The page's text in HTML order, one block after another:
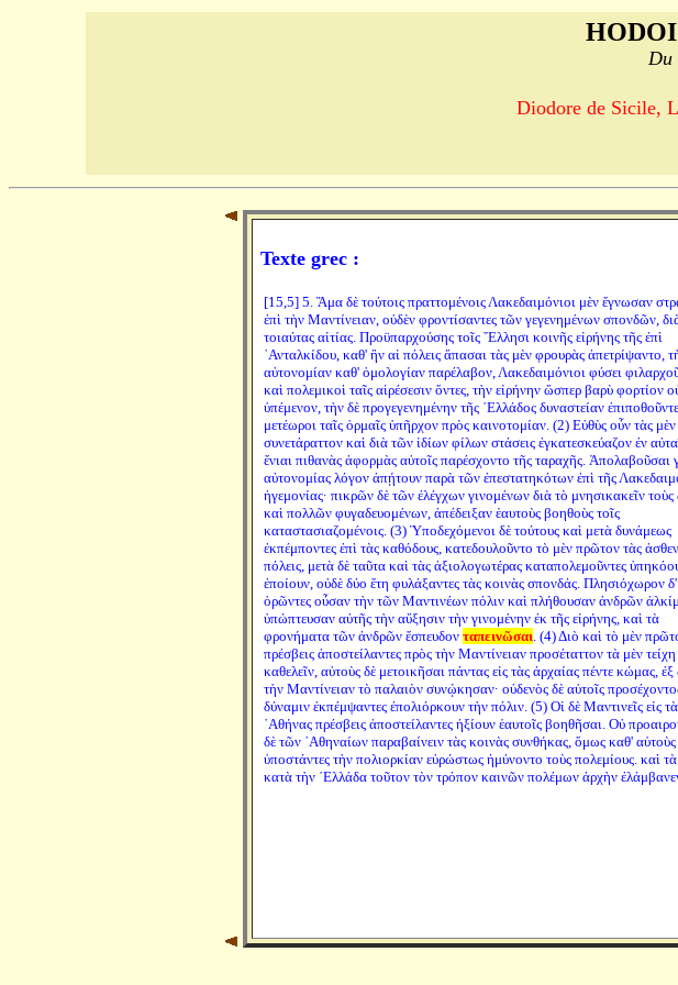
Du
Diodore de Sicile,
Texte grec :
[15,5] 5. Ἅμα δὲ τούτοις πραττομένοις Λακεδαιμόνιοι μὲν ἔγνωσαν
ἐπὶ τὴν Μαντίνειαν, οὐδὲν φροντίσαντες τῶν γεγενημένων σπονδῶν,
τοιαύτας αἰτίας. Προϋπαρχούσης τοῖς ῞Ελλησι κοινῆς εἰρήνης τῆς ἐπὶ
᾿Ανταλκίδου, καθ' ἣν αἱ πόλεις ἅπασαι τὰς μὲν φρουρὰς ἀπετρίψαντο,
αὐτονομίαν καθ' ὁμολογίαν παρέλαβον, Λακεδαιμόνιοι φύσει
καὶ πολεμικοὶ ταῖς αἱρέσεσιν ὄντες, τὴν εἰρήνην ὥσπερ βαρὺ φορτίον
ὑπέμενον, τὴν δὲ προγεγενημένην τῆς ῾Ελλάδος δυναστείαν
μετέωροι ταῖς ὁρμαῖς ὑπῆρχον πρὸς καινοτομίαν. (2) Εὐθὺς οὖν τὰς μὲν
συνετάραττον καὶ διὰ τῶν ἰδίων φίλων στάσεις ἐγκατεσκεύαζον ἐν
ἔνιαι πιθανὰς ἀφορμὰς αὐτοῖς παρέσχοντο τῆς ταραχῆς. Ἀπολαβοῦσαι
αὐτονομίας λόγον ἀπῄτουν παρὰ τῶν ἐπεστατηκότων ἐπὶ τῆς
ἡγεμονίας· πικρῶν δὲ τῶν ἐλέγχων γινομένων διὰ τὸ μνησικακεῖν
καὶ πολλῶν φυγαδευομένων, ἀπέδειξαν ἑαυτοὺς βοηθοὺς τοῖς
καταστασιαζομένοις. (3) Ὑποδεχόμενοι δὲ τούτους καὶ μετὰ δυνάμεως
ἐκπέμποντες ἐπὶ τὰς καθόδους, κατεδουλοῦντο τὸ μὲν πρῶτον τὰς
πόλεις, μετὰ δὲ ταῦτα καὶ τὰς ἀξιολογωτέρας καταπολεμοῦντες
ἐποίουν, οὐδὲ δύο ἔτη φυλάξαντες τὰς κοινὰς σπονδάς. Πλησιόχωρον δ'
ὁρῶντες οὖσαν τὴν τῶν Μαντινέων πόλιν καὶ πλήθουσαν ἀνδρῶν
ὑπώπτευσαν αὐτῆς τὴν αὔξησιν τὴν γινομένην ἐκ τῆς εἰρήνης, καὶ τὰ
φρονήματα τῶν ἀνδρῶν ἔσπευδον ταπεινῶσαι. (4) Διὸ καὶ τὸ μὲν
πρέσβεις ἀποστείλαντες πρὸς τὴν Μαντίνειαν προσέταττον τὰ μὲν τείχη
καθελεῖν, αὐτοὺς δὲ μετοικῆσαι πάντας εἰς τὰς ἀρχαίας πέντε κώμας, ἐξ
τὴν Μαντίνειαν τὸ παλαιὸν συνῴκησαν· οὐδενὸς δὲ αὐτοῖς
δύναμιν ἐκπέμψαντες ἐπολιόρκουν τὴν πόλιν. (5) Οἱ δὲ Μαντινεῖς εἰς
᾿Αθήνας πρέσβεις ἀποστείλαντες ἠξίουν ἑαυτοῖς βοηθῆσαι. Οὐ
δὲ τῶν ᾿Αθηναίων παραβαίνειν τὰς κοινὰς συνθήκας, ὅμως καθ' αὑτοὺς
ὑποστάντες τὴν πολιορκίαν εὐρώστως ἠμύνοντο τοὺς πολεμίους. καὶ
κατὰ τὴν ῾Ελλάδα τοῦτον τὸν τρόπον καινῶν πολέμων ἀρχὴν